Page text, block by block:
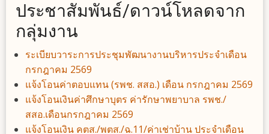
ประชาสัมพันธ์/ดาวน์โหลดจาก
กลุ่มงาน
ระเบียบวาระการประชุมพัฒนางานบริหารประจำเดือน
กรกฎาคม 2569
แจ้งโอนค่าตอบแทน (รพช. สสอ.) เดือน กรกฎาคม 2569
แจ้งโอนเงินค่าศึกษาบุตร ค่ารักษาพยาบาล รพช./
สสอ.เดือนกรกฎาคม 2569
แจ้งโอนเงิน คตส./พตส./ฉ.11/ค่าเช่าบ้าน ประจำเดือน